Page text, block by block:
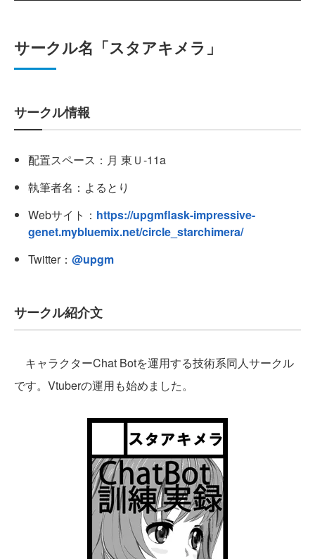
サークル名「スタアキメラ」
サークル情報
配置スペース：月 東Ｕ-11a
執筆者名：よるとり
Webサイト： https://upgmflask-impressive-
genet.mybluemix.net/circle_starchimera/
Twitter： @upgm
サークル紹介文
キャラクターChat Botを運用する技術系同人サークル
です。Vtuberの運用も始めました。